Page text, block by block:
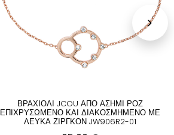
ΒΡΑΧΙΟΛΙ JCOU ΑΠΟ ΑΣΗΜΙ ΡΟΖ
ΕΠΙΧΡΥΣΩΜΕΝΟ ΚΑΙ ΔΙΑΚΟΣΜΗΜΕΝΟ ΜΕ
ΛΕΥΚΑ ΖΙΡΓΚΟΝ JW906R2-01